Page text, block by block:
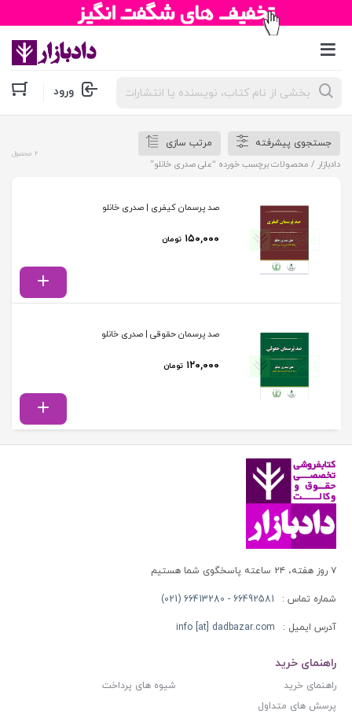
جستجوی
محصولات ورود
جستجوی پیشرفته
مرتب سازی
دادبازار / محصولات برچسب خورده “علی صدری خانلو”
2 محصول
صد پرسمان کیفری | صدری خانلو
۱۵۰,۰۰۰ تومان
صد پرسمان حقوقی | صدری خانلو
۱۲۰,۰۰۰ تومان
۷ روز هفته، ۲۴ ساعته پاسخگوی شما هستیم
شماره تماس : 66492581 - 66413280 (021)
آدرس ایمیل : info [at] dadbazar.com
راهنمای خرید
راهنمای خرید
شیوه های پرداخت
پرسش های متداول